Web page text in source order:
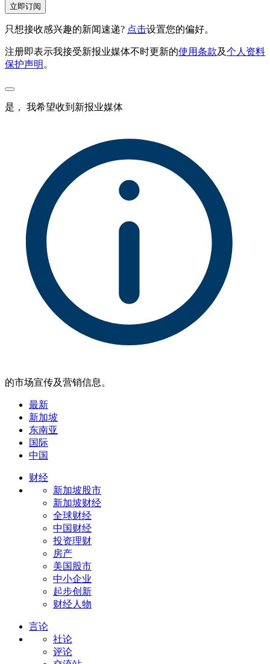
立即订阅
只想接收感兴趣的新闻速递? 点击设置您的偏好。
注册即表示我接受新报业媒体不时更新的使用条款及个人资料
保护声明。
是， 我希望收到新报业媒体
的市场宣传及营销信息。
最新
新加坡
东南亚
国际
中国
财经
新加坡股市
新加坡财经
全球财经
中国财经
投资理财
房产
美国股市
中小企业
起步创新
财经人物
言论
社论
评论